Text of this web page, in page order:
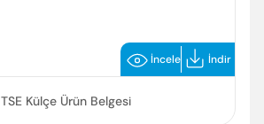
İncele İndir
TSE Külçe Ürün Belgesi